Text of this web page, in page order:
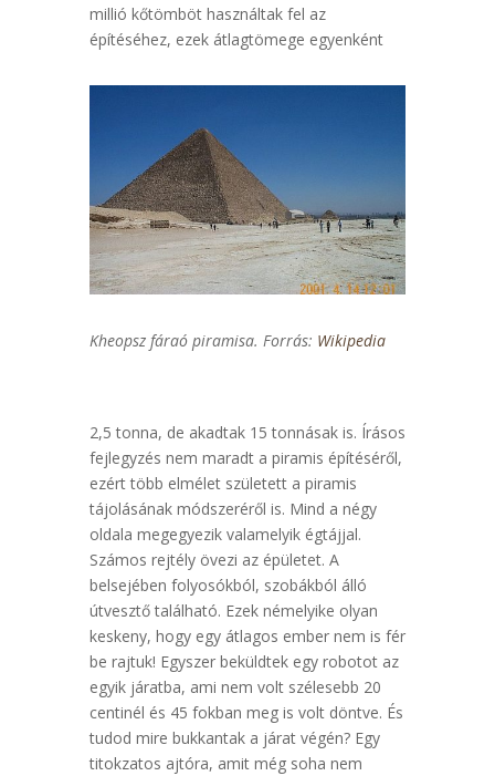
millió kőtömböt használtak fel az
építéséhez, ezek átlagtömege egyenként
Kheopsz fáraó piramisa. Forrás: Wikipedia
2,5 tonna, de akadtak 15 tonnásak is. Írásos
fejlegyzés nem maradt a piramis építéséről,
ezért több elmélet született a piramis
tájolásának módszeréről is. Mind a négy
oldala megegyezik valamelyik égtájjal.
Számos rejtély övezi az épületet. A
belsejében folyosókból, szobákból álló
útvesztő található. Ezek némelyike olyan
keskeny, hogy egy átlagos ember nem is fér
be rajtuk! Egyszer beküldtek egy robotot az
egyik járatba, ami nem volt szélesebb 20
centinél és 45 fokban meg is volt döntve. És
tudod mire bukkantak a járat végén? Egy
titokzatos ajtóra, amit még soha nem